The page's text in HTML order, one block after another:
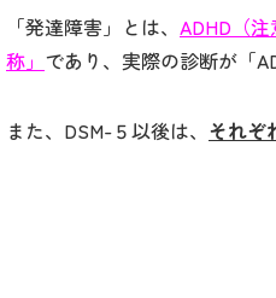
「発達障害」とは、 ADHD（
称」 であり、実際の診断が「
また、DSM-５以後は、 それぞ